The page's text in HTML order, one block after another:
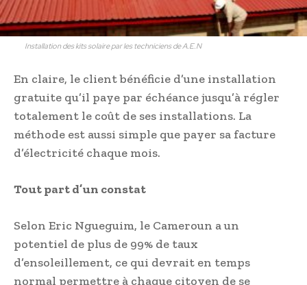
Installation des kits solaire par les techniciens de A.E.N
En claire, le client bénéficie d’une installation
gratuite qu’il paye par échéance jusqu’à régler
totalement le coût de ses installations. La
méthode est aussi simple que payer sa facture
d’électricité chaque mois.
Tout part d’un constat
Selon Eric Ngueguim, le Cameroun a un
potentiel de plus de 99% de taux
d’ensoleillement, ce qui devrait en temps
normal permettre à chaque citoyen de se